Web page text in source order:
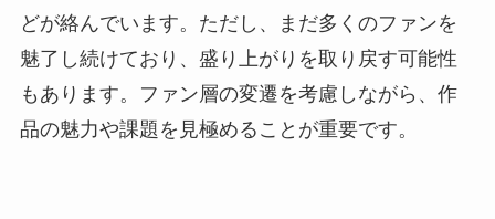
どが絡んでいます。ただし、まだ多くのファンを
魅了し続けており、盛り上がりを取り戻す可能性
もあります。ファン層の変遷を考慮しながら、作
品の魅力や課題を見極めることが重要です。